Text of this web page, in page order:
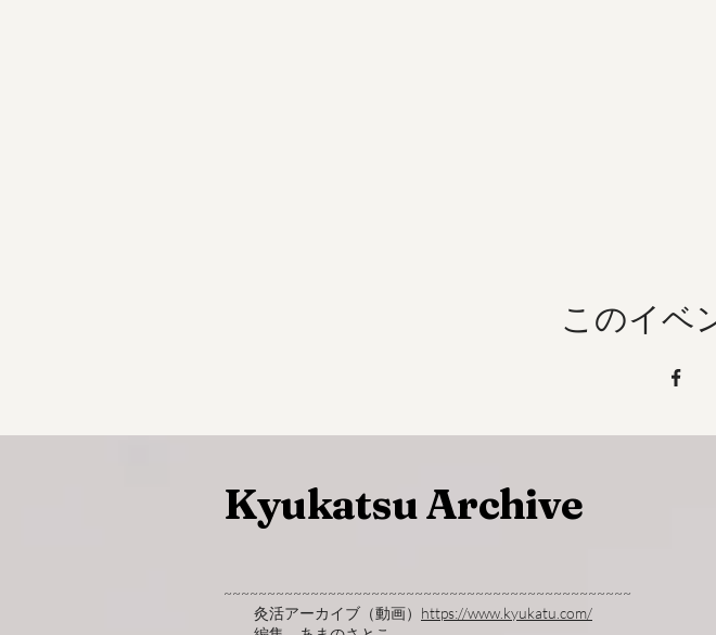
このイベ
Kyukatsu Archive
~~~~~~~~~~~~~~~~~~~~~~~~~~~~~~~~~~~~~~~~~~~~~~~
灸活アーカイブ（動画） https://www.kyukatu.com/